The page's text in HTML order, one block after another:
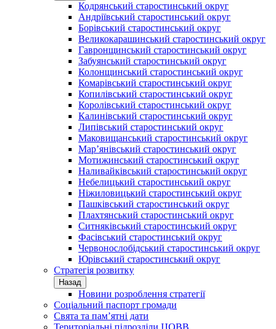
Кодрянський старостинський округ
Андріївський старостинський округ
Борівський старостинський округ
Великокарашинський старостинський округ
Гавронщинський старостинський округ
Забуянський старостинський округ
Колонщинський старостинський округ
Комарівський старостинський округ
Копилівський старостинський округ
Королівський старостинський округ
Калинівський старостинський округ
Липівський старостинський округ
Маковищанський старостинський округ
Мар’янівський старостинський округ
Мотижинський старостинський округ
Наливайківський старостинський округ
Небелицький старостинський округ
Ніжиловицький старостинський округ
Пашківський старостинський округ
Плахтянський старостинський округ
Ситняківський старостинський округ
Фасівський старостинський округ
Червонослобідський старостинський округ
Юрівський старостинський округ
Стратегія розвитку
Назад
Новини розроблення стратегії
Соціальний паспорт громади
Свята та пам’ятні дати
Територіальні підрозділи ЦОВВ